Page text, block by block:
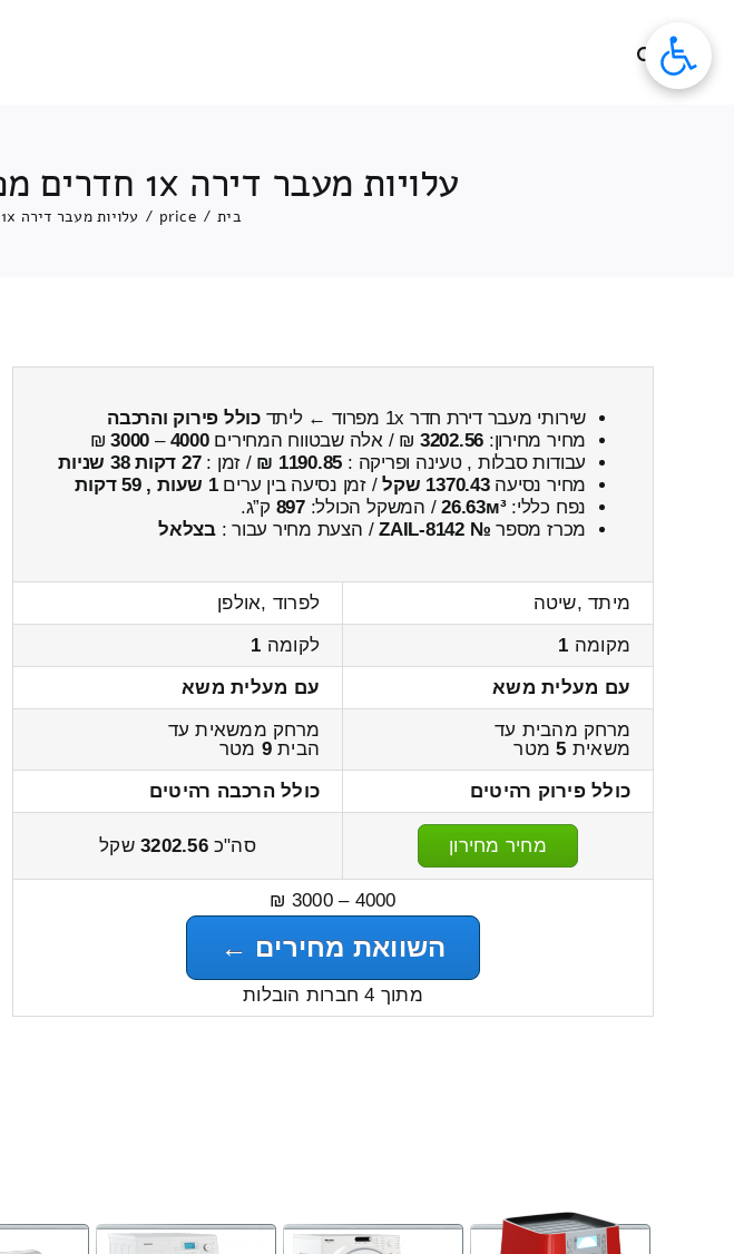
עלויות מעבר דירה 1x חדרים מפרוד ← ליתד כולל פירוק והרכבה
בית /
price
/ עלויות מעבר דירה 1x חדרים מפרוד ← ליתד כולל פירוק והרכבה
שירותי מעבר דירת חדר 1x מפרוד ← ליתד
כולל פירוק והרכבה
מחיר מחירון: 3202.56 ₪ / אלה שבטווח המחירים4000
–
3000
₪
עבודות סבלות , טעינה ופריקה : 1190.85 ₪ / זמן :27 דקות 38 שניות
מחיר נסיעה1370.43 שקל / זמן נסיעה בין ערים1 שעות , 59 דקות
נפח כללי:26.63м³/ המשקל הכולל:897 ק”ג.
מכרז מספר № ZAIL-8142 / הצעת מחיר עבור :בצלאל
מיתד ,שיטה
לפרוד ,אולפן
מקומה 1 לקומה 1
עם מעלית משא
עם מעלית משא
מרחק מהבית עד
משאית 5מטר
מרחק ממשאית עד
הבית9 מטר
כולל פירוק רהיטים
כולל הרכבה רהיטים
מחיר מחירון סה"כ3202.56שקל
4000 – 3000 ₪
השוואת מחירים ←
מתוך 4 חברות הובלות